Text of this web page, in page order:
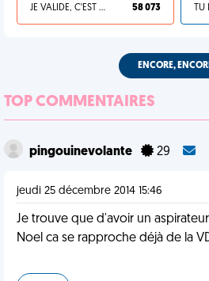
JE VALIDE, C'EST UNE VDM 58 073
ENCORE,
TOP COMMENTAIRES
pingouinevolante 29
jeudi 25 décembre 2014 15:46
Je trouve que d'avoir un
Noel ca se rapproche déjà de la